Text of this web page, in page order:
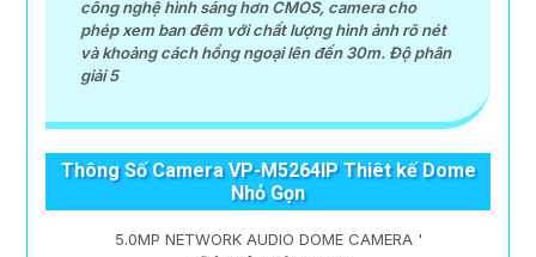
công nghệ hình sáng hơn CMOS, camera cho
phép xem ban đêm với chất lượng hình ảnh rõ nét
và khoảng cách hồng ngoại lên đến 30m. Độ phân
giải 5
Thông Số Camera VP-M5264IP Thiêt kế Dome
Nhỏ Gọn
5.0MP NETWORK AUDIO DOME CAMERA '